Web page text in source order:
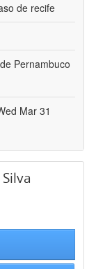
de recife
Pernambuco
Mar 31